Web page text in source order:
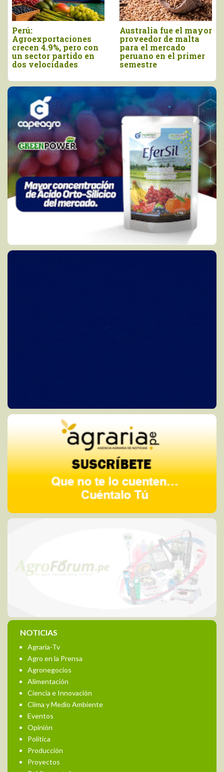
Perú:
Agroexportaciones
crecen 4.9%, pero con
un sector partido en
dos velocidades
Australia fue el mayor
proveedor de malta
para el mercado
peruano en el primer
semestre
NOTICIAS
Agraria-Tv
Agro en la Prensa
Agronegocios
Alimentación
Ciencia e Innovación
Clima y Medio Ambiente
Eventos
Opinión
Política
Producción
Proyectos